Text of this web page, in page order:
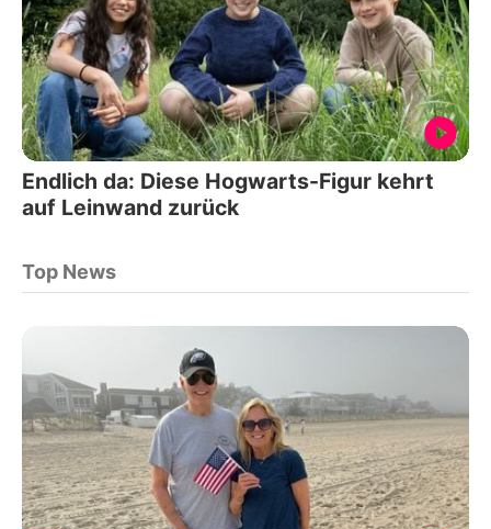
Endlich da: Diese Hogwarts-Figur kehrt
auf Leinwand zurück
Top News